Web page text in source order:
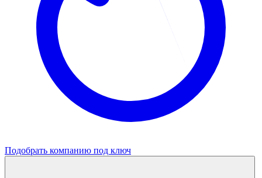
Подобрать компанию под ключ